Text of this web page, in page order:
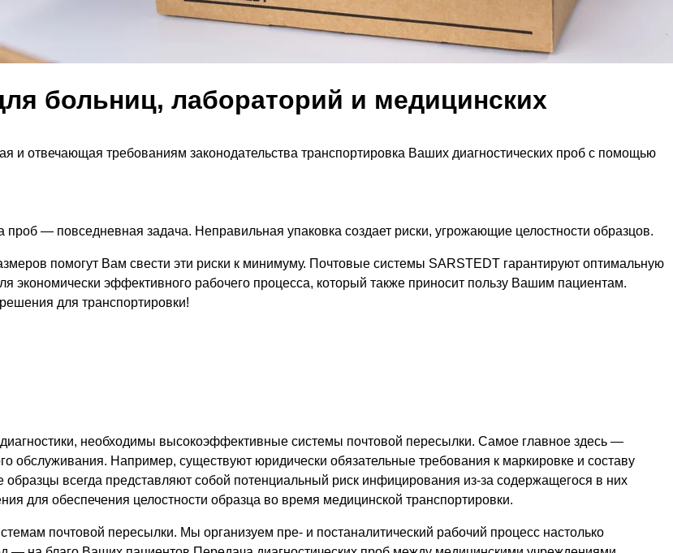
больниц, лабораторий и медицинских
и отвечающая требованиям законодательства транспортировка Ваших диагностических проб с помощью
— повседневная задача. Неправильная упаковка создает риски, угрожающие целостности образцов.
помогут Вам свести эти риски к минимуму. Почтовые системы SARSTEDT гарантируют оптимальную
экономически эффективного рабочего процесса, который также приносит пользу Вашим пациентам.
для транспортировки!
необходимы высокоэффективные системы почтовой пересылки. Самое главное здесь —
обслуживания. Например, существуют юридически обязательные требования к маркировке и составу
всегда представляют собой потенциальный риск инфицирования из-за содержащегося в них
для обеспечения целостности образца во время медицинской транспортировки.
почтовой пересылки. Мы организуем пре- и постаналитический рабочий процесс настолько